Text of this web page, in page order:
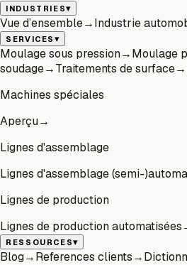
INDUSTRIES▾
Vue d’ensemble→Industrie
SERVICES▾
Moulage sous pression→Moulage
soudage→Traitements de surface→
Machines spéciales
Aperçu→
Lignes d'assemblage
Lignes d'assemblage (semi-
Lignes de production
Lignes de production automatisées
RESSOURCES▾
Blog→References clients→